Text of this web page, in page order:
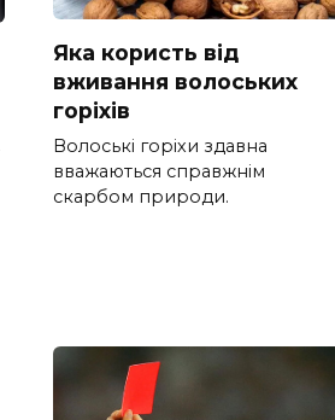
Яка користь від
вживання волоських
горіхів
Волоські горіхи здавна
вважаються справжнім
скарбом природи.